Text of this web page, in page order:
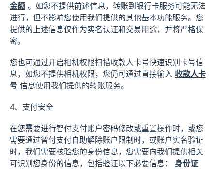
金额 。如您不提供前述信息，转账到银行卡服务可能无法
进行，但不影响您使用我们提供的其他基本功能服务。您
提供的上述信息仅作为实名认证和交易用途，并将严格保
密。
您也可通过开启相机权限扫描收款人卡号快速识别卡号信
息，如您不提供相机权限，您仍可通过直接输入 收款人卡
号 信息使用我们提供的转账服务。
4、支付安全
在您需要进行智付支付账户密码修改或重置操作时，或您
需要通过智付支付自助解除账户限制时，或账户实名验证
时，我们需要核验您的身份信息，您需要向我们提供相关
可识别您身份的信息，包括验证以下必要信息： 身份证